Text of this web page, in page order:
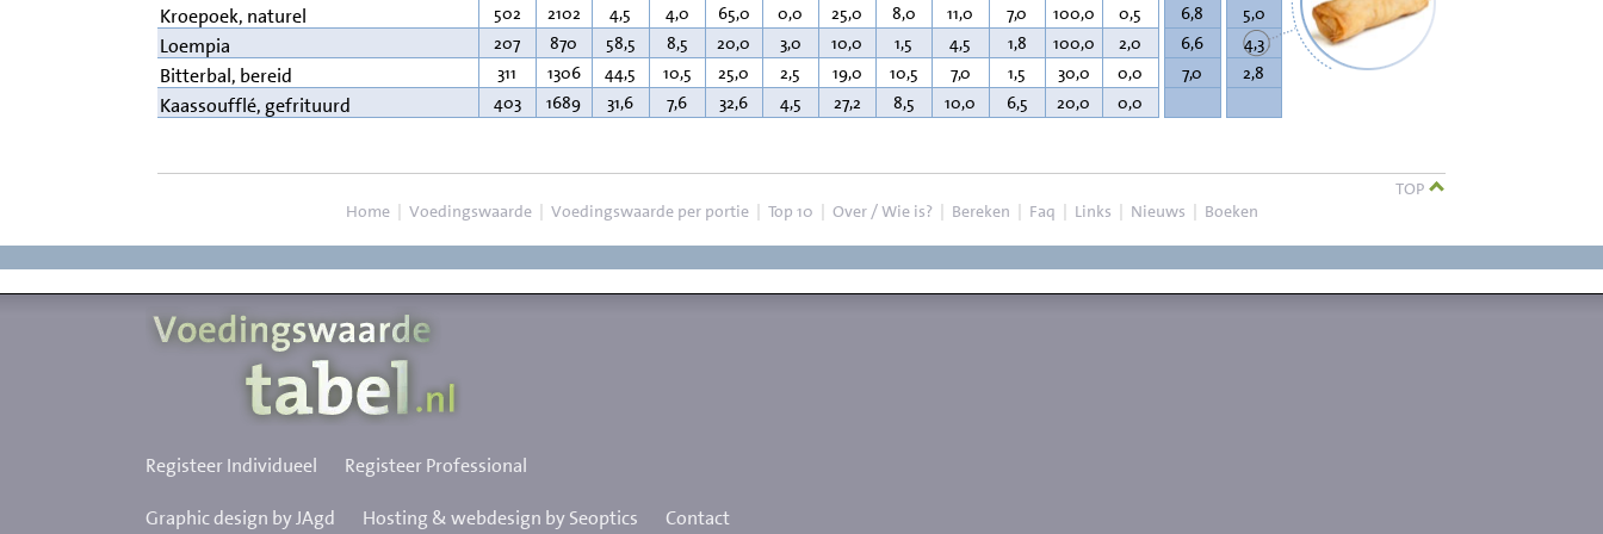
Kroepoek, naturel 502 2102 4,5 4,0 65,0 0,0 25,0 8,0 11,0 7,0 100,0 0,5 6,8 5,0
Loempia 207 870 58,5 8,5 20,0 3,0 10,0 1,5 4,5 1,8 100,0 2,0 6,6 4,3
Bitterbal, bereid 311 1306 44,5 10,5 25,0 2,5 19,0 10,5 7,0 1,5 30,0 0,0 7,0 2,8
Kaassoufflé, gefrituurd 403 1689 31,6 7,6 32,6 4,5 27,2 8,5 10,0 6,5 20,0 0,0
TOP
Home | Voedingswaarde | Voedingswaarde per portie | Top 10 | Over / Wie is? | Bereken | Faq | Links | Nieuws | Boeken
Registeer Individueel Registeer Professional
Graphic design by JAgd Hosting & webdesign by Seoptics Contact